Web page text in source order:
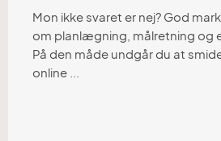
Mon ikke svaret er nej? God
om planlægning, målretning og
På den måde undgår du at
online ...